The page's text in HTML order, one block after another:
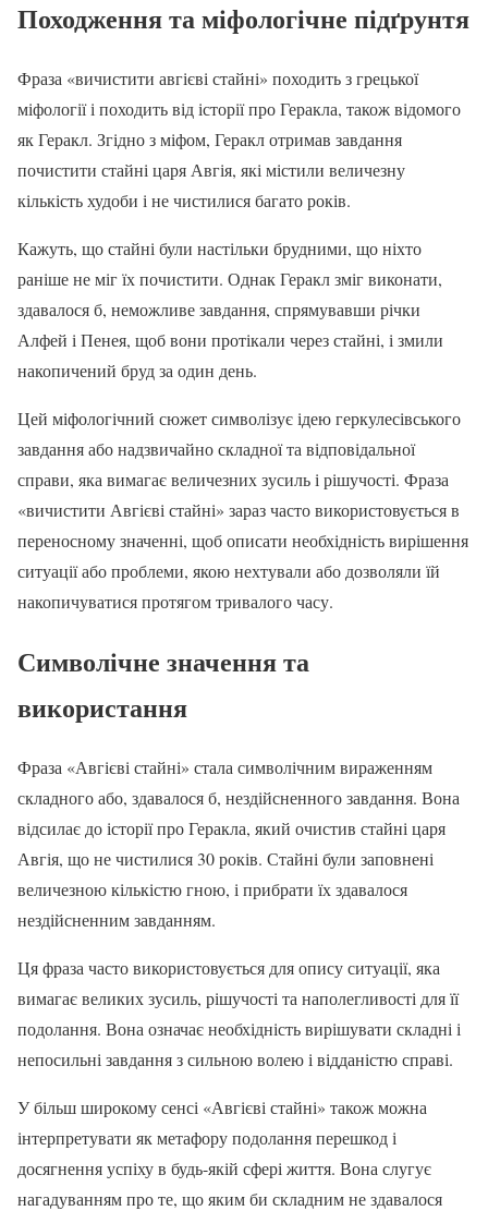
Походження та міфологічне підґрунтя
Фраза «вичистити авгієві стайні» походить з грецької
міфології і походить від історії про Геракла, також відомого
як Геракл. Згідно з міфом, Геракл отримав завдання
почистити стайні царя Авгія, які містили величезну
кількість худоби і не чистилися багато років.
Кажуть, що стайні були настільки брудними, що ніхто
раніше не міг їх почистити. Однак Геракл зміг виконати,
здавалося б, неможливе завдання, спрямувавши річки
Алфей і Пенея, щоб вони протікали через стайні, і змили
накопичений бруд за один день.
Цей міфологічний сюжет символізує ідею геркулесівського
завдання або надзвичайно складної та відповідальної
справи, яка вимагає величезних зусиль і рішучості. Фраза
«вичистити Авгієві стайні» зараз часто використовується в
переносному значенні, щоб описати необхідність вирішення
ситуації або проблеми, якою нехтували або дозволяли їй
накопичуватися протягом тривалого часу.
Символічне значення та
використання
Фраза «Авгієві стайні» стала символічним вираженням
складного або, здавалося б, нездійсненного завдання. Вона
відсилає до історії про Геракла, який очистив стайні царя
Авгія, що не чистилися 30 років. Стайні були заповнені
величезною кількістю гною, і прибрати їх здавалося
нездійсненним завданням.
Ця фраза часто використовується для опису ситуації, яка
вимагає великих зусиль, рішучості та наполегливості для її
подолання. Вона означає необхідність вирішувати складні і
непосильні завдання з сильною волею і відданістю справі.
У більш широкому сенсі «Авгієві стайні» також можна
інтерпретувати як метафору подолання перешкод і
досягнення успіху в будь-якій сфері життя. Вона слугує
нагадуванням про те, що яким би складним не здавалося